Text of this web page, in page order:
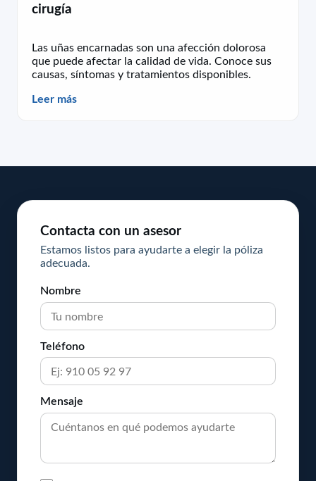
cirugía
Las uñas encarnadas son una afección dolorosa
que puede afectar la calidad de vida. Conoce sus
causas, síntomas y tratamientos disponibles.
Leer más
Contacta con un asesor
Estamos listos para ayudarte a elegir la póliza
adecuada.
Nombre
Teléfono
Mensaje